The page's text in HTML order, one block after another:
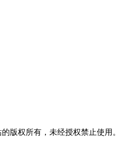
版权所有，未经授权禁止使用。